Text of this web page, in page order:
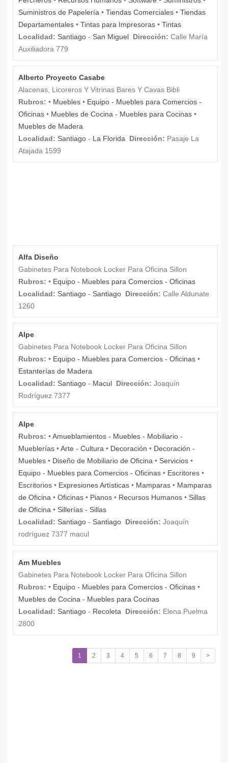
Suministros de Papelería • Tiendas Comerciales • Tiendas
Departamentales • Tintas para Impresoras • Tintas
Localidad: Santiago - San Miguel Dirección: Calle María
Auxiliadora 779
Alberto Proyecto Casabe
Alacenas, Licoreros Y Vitrinas Bares Y Cavas Bibli
Rubros: • Muebles • Equipo - Muebles para Comercios -
Oficinas • Muebles de Cocina - Muebles para Cocinas •
Muebles de Madera
Localidad: Santiago - La Florida Dirección: Pasaje La
Atajada 1599
Alfa Diseño
Gabinetes Para Notebook Locker Para Oficina Sillon
Rubros: • Equipo - Muebles para Comercios - Oficinas
Localidad: Santiago - Santiago Dirección: Calle Aldunate
1260
Alpe
Gabinetes Para Notebook Locker Para Oficina Sillon
Rubros: • Equipo - Muebles para Comercios - Oficinas •
Estanterías de Madera
Localidad: Santiago - Macul Dirección: Joaquín
Rodríguez 7377
Alpe
Rubros: •Amueblamientos - Muebles - Mobiliario -
Mueblerías •Arte - Cultura • Decoración • Decoración -
Muebles • Diseño de Mobiliario de Oficina • Servicios •
Equipo - Muebles para Comercios - Oficinas • Escritores •
Escritorios • Expresiones Artísticas • Mamparas • Mamparas
de Oficina • Oficinas • Pianos • Recursos Humanos • Sillas
de Oficina • Sillerías - Sillas
Localidad: Santiago - Santiago Dirección: Joaquín
rodríguez 7377 macul
Am Muebles
Gabinetes Para Notebook Locker Para Oficina Sillon
Rubros: • Equipo - Muebles para Comercios - Oficinas •
Muebles de Cocina - Muebles para Cocinas
Localidad: Santiago - Recoleta Dirección: Elena Puelma
2800
1 2 3 4 5 6 7 8 9 >